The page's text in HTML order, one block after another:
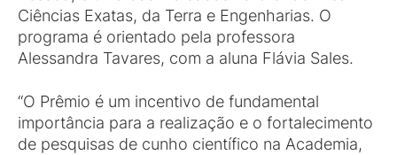
Ciências Exatas, da Terra e Engenharias. O
programa é orientado pela professora
Alessandra Tavares, com a aluna Flávia Sales.
“O Prêmio é um incentivo de fundamental
importância para a realização e o fortalecimento
de pesquisas de cunho científico na Academia,